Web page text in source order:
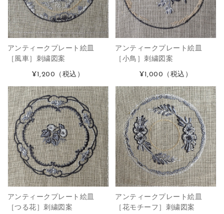
アンティークプレート絵皿
［風車］刺繍図案
¥1,200 （税込）
アンティークプレート絵皿
［小鳥］刺繍図案
¥1,000 （税込）
アンティークプレート絵皿
［つる花］刺繍図案
アンティークプレート絵皿
［花モチーフ］刺繍図案